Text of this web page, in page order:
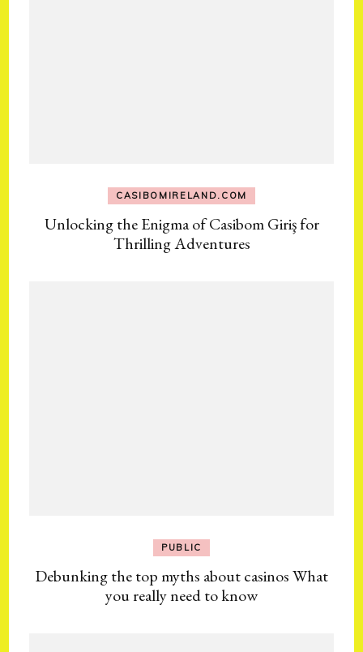
CASIBOMIRELAND.COM
Unlocking the Enigma of Casibom Giriş for
Thrilling Adventures
PUBLIC
Debunking the top myths about casinos What
you really need to know